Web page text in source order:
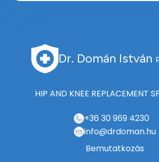
Dr. Domán István
HIP AND KNEE REPLACEMENT
+36 30 969 4230
info@drdoman.hu
Bemutatkozás